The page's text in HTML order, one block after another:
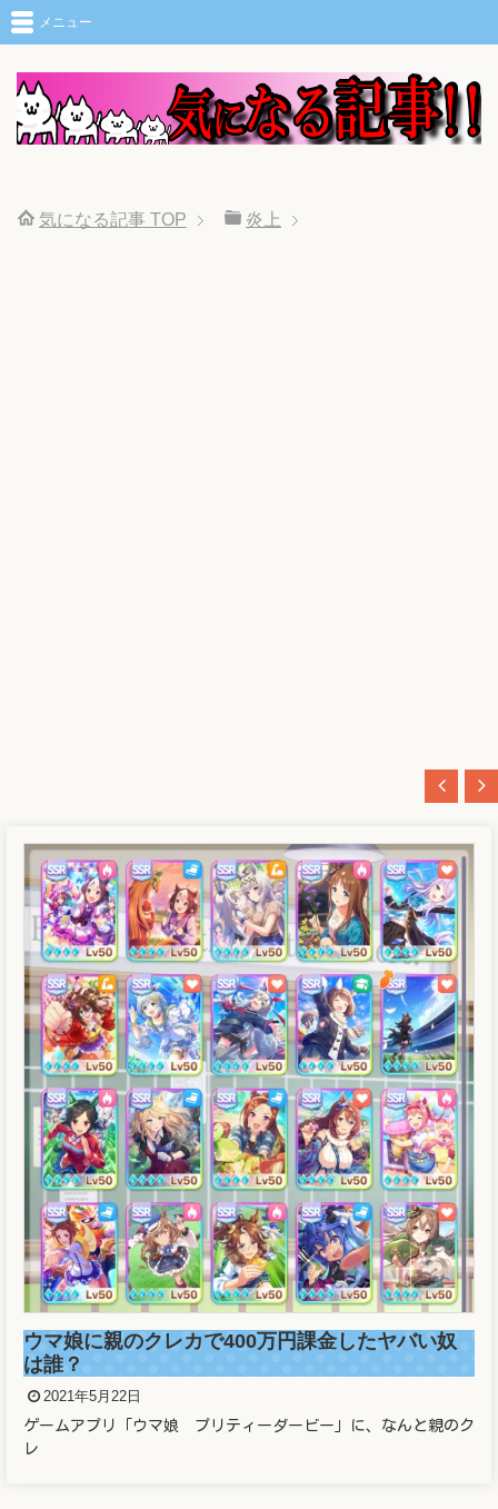
メニュー
気になる記事 TOP 炎上
溜席の妖精（タニマチのお嬢さん）マスクなし画
像と正体がヤバかった！！
2021年5月21日
溜席で大相撲を観戦している女性が話題となっています。 こと